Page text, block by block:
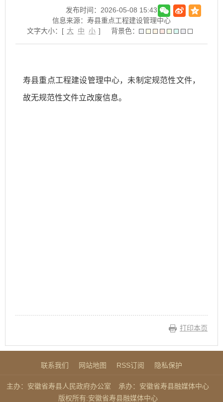
发布时间：2026-05-08 15:43
信息来源：寿县重点工程建设管理中心
文字大小：[ 大 中 小 ] 背景色：
寿县重点工程建设管理中心，未制定规范性文件，
故无规范性文件立改废信息。
打印本页
联系我们 网站地图 RSS订阅 隐私保护
主办：安徽省寿县人民政府办公室
承办：安徽省寿县融媒体中心
版权所有:安徽省寿县融媒体中心